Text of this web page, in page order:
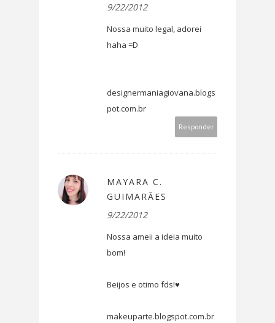
9/22/2012
Nossa muito legal, adorei
haha =D
designermaniagiovana.blogs
pot.com.br
Responder
MAYARA C.
GUIMARÃES
9/22/2012
Nossa ameii a ideia muito
bom!
Beijos e otimo fds!♥
makeuparte.blogspot.com.br